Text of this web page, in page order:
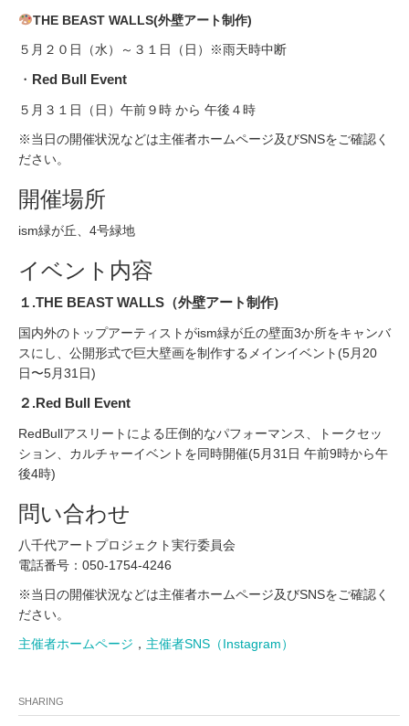
THE BEAST WALLS(外壁アート制作)
５月２０日（水）～３１日（日）※雨天時中断
・ Red Bull Event
５月３１日（日）午前９時 から 午後４時​
※当日の開催状況などは主催者ホームページ及びSNSをご確認く
ださい。
開催場所
ism緑が丘、4号緑地
イベント内容
１.THE BEAST WALLS（外壁アート制作)
国内外のトップアーティストがism緑が丘の壁面3か所をキャンバ
スにし、公開形式で巨大壁画を制作するメインイベント(5月20
日〜5月31日)
２.Red Bull Event
RedBullアスリートによる圧倒的なパフォーマンス、トークセッ
ション、カルチャーイベントを同時開催(5月31日 午前9時から午
後4時)
問い合わせ
八千代アートプロジェクト実行委員会
電話番号：050-1754-4246
※当日の開催状況などは主催者ホームページ及びSNSをご確認く
ださい。
主催者ホームページ ， 主催者SNS（Instagram）
SHARING